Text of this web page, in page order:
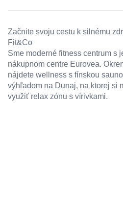
Začnite svoju cestu k silnému
Fit&Co
Sme moderné fitness centrum s
nákupnom centre Eurovea.
nájdete wellness s fínskou
výhľadom na Dunaj, na ktorej si
využiť relax zónu s vírivkami.